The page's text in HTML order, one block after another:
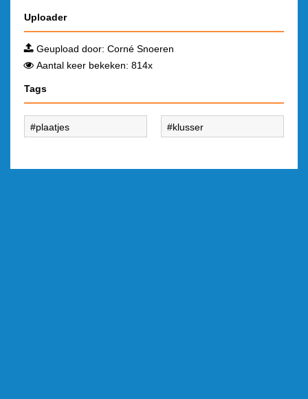
Uploader
Geupload door: Corné Snoeren
Aantal keer bekeken: 814x
Tags
plaatjes klusser